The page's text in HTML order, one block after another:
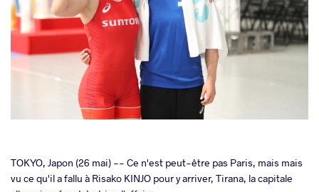
TOKYO, Japon (26 mai) -- Ce n'est peut-être pas Paris, mais mais
vu ce qu'il a fallu à Risako KINJO pour y arriver, Tirana, la capitale